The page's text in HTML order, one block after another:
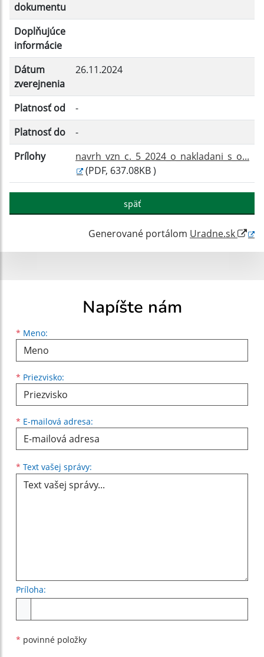
Filtrovať
dokumentu
Doplňujúce
informácie
Dátum
zverejnenia
26.11.2024
Platnosť od
-
Platnosť do
-
Prílohy
navrh_vzn_c._5_2024_o_nakladani_s_o...
(PDF, 637.08KB )
späť
Generované portálom Uradne.sk
Napíšte nám
* Meno:
Meno
* Priezvisko:
Priezvisko
* E-mailová adresa:
E-mailová adresa
* Text vašej správy:
Príloha:
* povinné položky